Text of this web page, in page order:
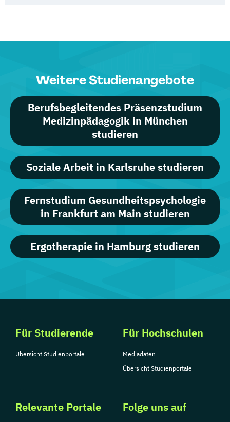
Weitere Studienangebote
Berufsbegleitendes Präsenzstudium
Medizinpädagogik in München
studieren
Soziale Arbeit in Karlsruhe studieren
Fernstudium Gesundheitspsychologie
in Frankfurt am Main studieren
Ergotherapie in Hamburg studieren
Für Studierende
Übersicht Studienportale
Für Hochschulen
Mediadaten
Übersicht Studienportale
Relevante Portale Folge uns auf